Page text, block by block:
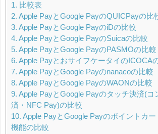
1. 比較表
2. Apple PayとGoogle PayのQUICPayの比
3. Apple PayとGoogle PayのiDの比較
4. Apple PayとGoogle PayのSuicaの比較
5. Apple PayとGoogle PayのPASMOの比較
6. Apple PayとおサイフケータイのICOCA
7. Apple PayとGoogle Payのnanacoの比較
8. Apple PayとGoogle PayのWAONの比較
9. Apple PayとGoogle Payのタッチ決済(コ
済・NFC Pay)の比較
10. Apple PayとGoogle Payのポイントカ
機能の比較